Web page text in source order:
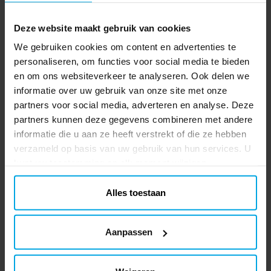
Deze website maakt gebruik van cookies
We gebruiken cookies om content en advertenties te
personaliseren, om functies voor social media te bieden
en om ons websiteverkeer te analyseren. Ook delen we
informatie over uw gebruik van onze site met onze
partners voor social media, adverteren en analyse. Deze
partners kunnen deze gegevens combineren met andere
informatie die u aan ze heeft verstrekt of die ze hebben
verzameld op basis van uw gebruik van hun services. U
Alles toestaan
Aanpassen
Voetbalfans - Servetten 20 stuks
20 servetten in leuke kleuren met een
coole voetbalafbeelding. Een leuk detail
voor het kinderfeestje met een
voetbalthema. De servetten hebben 2
lagen en zijn uitgevouwen 33 x 33 cm.
Prijs:€ 2,29
€ 2,29
TOEVOEGEN
Voetbalfans - Tafelkleed 120 x 180
Groot tafelkleed met hele stoere
voetbalafbeeldingen. Perfect voor de
tafelkleed is gemaakt van kunststof en
heeft een afmeting van ongeveer 120 x 180